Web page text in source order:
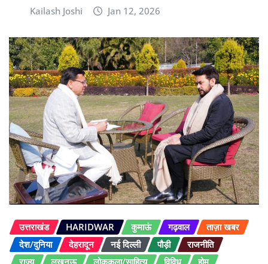
Kailash Joshi Jan 12, 2026
उत्तराखंड HARIDWAR कुमाऊं गढ़वाल
ताज़ा खबर
देश/दुनिया
देहरादून नई दिल्ली पौड़ी
राजनीति
राज्य
लखनऊ लोककला/साहित्य विविध होम